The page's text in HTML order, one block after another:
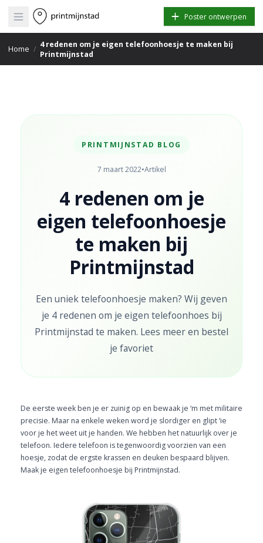
Open main menu Poster ontwerpen
Home / 4 redenen om je eigen telefoonhoesje te maken bij
Printmijnstad
PRINTMIJNSTAD BLOG
7 maart 2022•Artikel
4 redenen om je
eigen telefoonhoesje
te maken bij
Printmijnstad
Een uniek telefoonhoesje maken? Wij geven
je 4 redenen om je eigen telefoonhoes bij
Printmijnstad te maken. Lees meer en bestel
je favoriet
De eerste week ben je er zuinig op en bewaak je ‘m met militaire
precisie. Maar na enkele weken word je slordiger en glipt ‘ie
voor je het weet uit je handen. We hebben het natuurlijk over je
telefoon. Iedere telefoon is tegenwoordig voorzien van een
hoesje, zodat de ergste krassen en deuken bespaard blijven.
Maak je eigen telefoonhoesje bij Printmijnstad.